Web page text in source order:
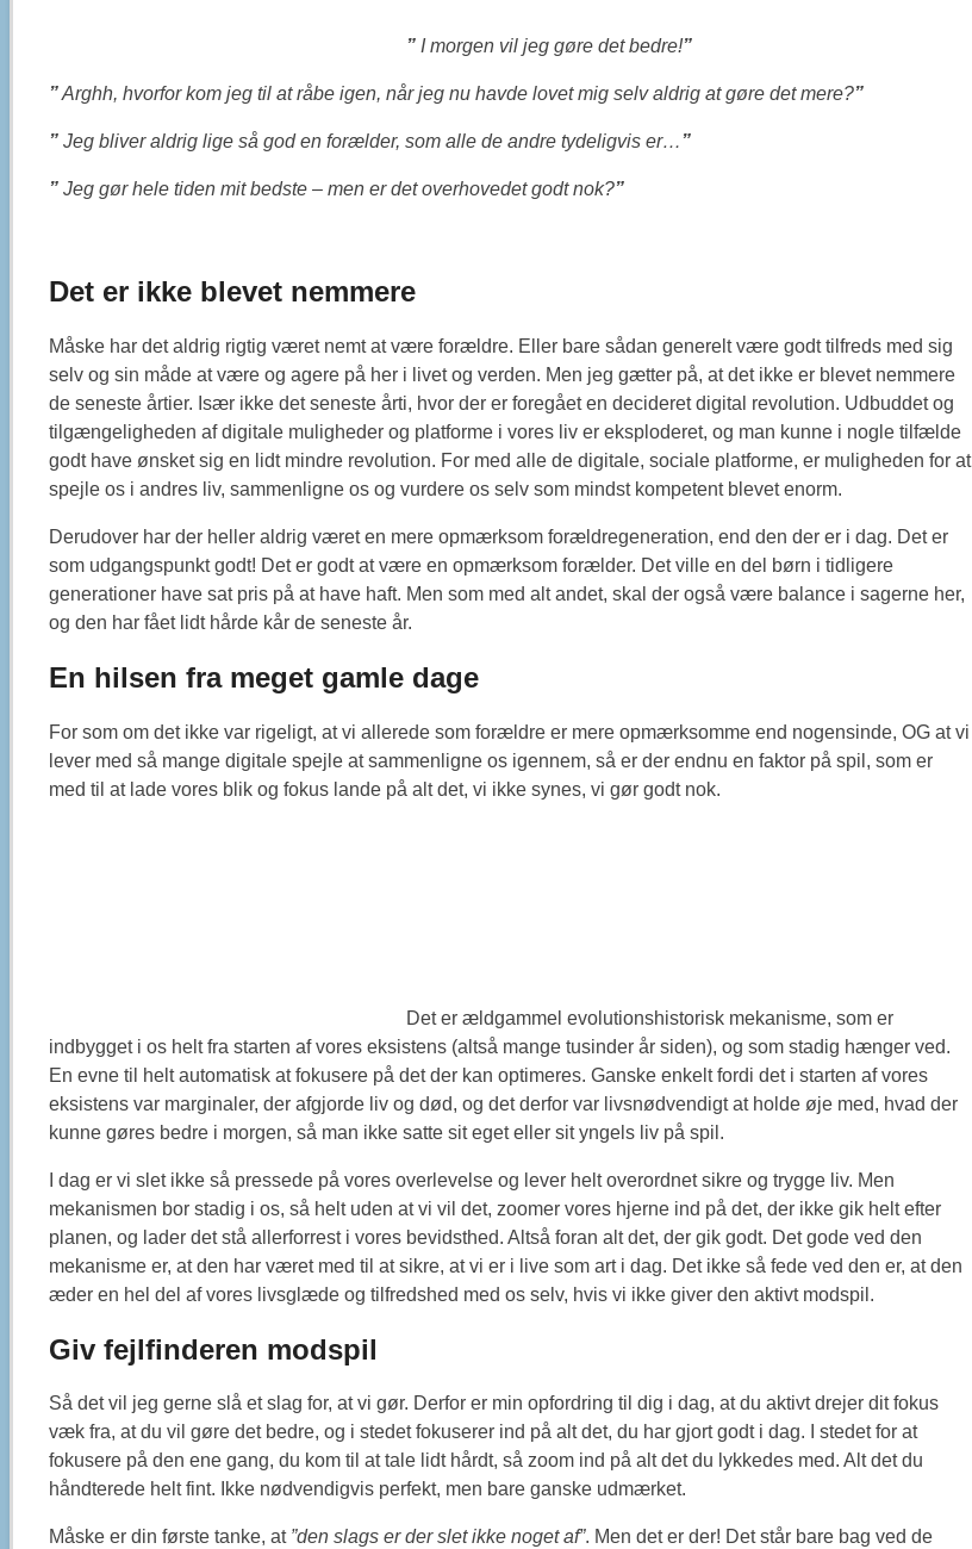
” I morgen vil jeg gøre det bedre!”
”Arghh, hvorfor kom jeg til at råbe igen, når jeg nu havde lovet mig selv aldrig at gøre det mere?”
” Jeg bliver aldrig lige så god en forælder, som alle de andre tydeligvis er… ”
” Jeg gør hele tiden mit bedste – men er det overhovedet godt nok?”
Det er ikke blevet nemmere
Måske har det aldrig rigtig været nemt at være forældre. Eller bare sådan generelt være godt tilfreds med sig
selv og sin måde at være og agere på her i livet og verden. Men jeg gætter på, at det ikke er blevet nemmere
de seneste årtier. Især ikke det seneste årti, hvor der er foregået en decideret digital revolution. Udbuddet og
tilgængeligheden af digitale muligheder og platforme i vores liv er eksploderet, og man kunne i nogle tilfælde
godt have ønsket sig en lidt mindre revolution. For med alle de digitale, sociale platforme, er muligheden for at
spejle os i andres liv, sammenligne os og vurdere os selv som mindst kompetent blevet enorm.
Derudover har der heller aldrig været en mere opmærksom forældregeneration, end den der er i dag. Det er
som udgangspunkt godt! Det er godt at være en opmærksom forælder. Det ville en del børn i tidligere
generationer have sat pris på at have haft. Men som med alt andet, skal der også være balance i sagerne her,
og den har fået lidt hårde kår de seneste år.
En hilsen fra meget gamle dage
For som om det ikke var rigeligt, at vi allerede som forældre er mere opmærksomme end nogensinde, OG at vi
lever med så mange digitale spejle at sammenligne os igennem, så er der endnu en faktor på spil, som er
med til at lade vores blik og fokus lande på alt det, vi ikke synes, vi gør godt nok.
Det er ældgammel evolutionshistorisk mekanisme, som er
indbygget i os helt fra starten af vores eksistens (altså mange tusinder år siden), og som stadig hænger ved.
En evne til helt automatisk at fokusere på det der kan optimeres. Ganske enkelt fordi det i starten af vores
eksistens var marginaler, der afgjorde liv og død, og det derfor var livsnødvendigt at holde øje med, hvad der
kunne gøres bedre i morgen, så man ikke satte sit eget eller sit yngels liv på spil.
I dag er vi slet ikke så pressede på vores overlevelse og lever helt overordnet sikre og trygge liv. Men
mekanismen bor stadig i os, så helt uden at vi vil det, zoomer vores hjerne ind på det, der ikke gik helt efter
planen, og lader det stå allerforrest i vores bevidsthed. Altså foran alt det, der gik godt. Det gode ved den
mekanisme er, at den har været med til at sikre, at vi er i live som art i dag. Det ikke så fede ved den er, at den
æder en hel del af vores livsglæde og tilfredshed med os selv, hvis vi ikke giver den aktivt modspil.
Giv fejlfinderen modspil
Så det vil jeg gerne slå et slag for, at vi gør. Derfor er min opfordring til dig i dag, at du aktivt drejer dit fokus
væk fra, at du vil gøre det bedre, og i stedet fokuserer ind på alt det, du har gjort godt i dag. I stedet for at
fokusere på den ene gang, du kom til at tale lidt hårdt, så zoom ind på alt det du lykkedes med. Alt det du
håndterede helt fint. Ikke nødvendigvis perfekt, men bare ganske udmærket.
Måske er din første tanke, at ”den slags er der slet ikke noget af”. Men det er der! Det står bare bag ved de